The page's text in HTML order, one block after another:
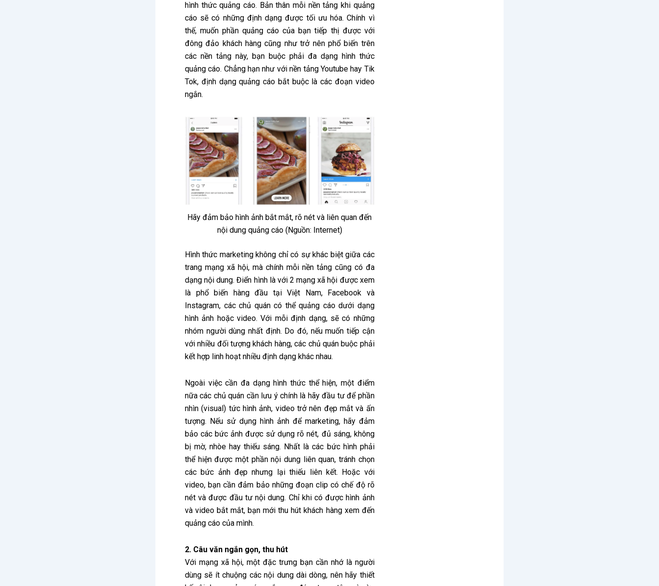
hình thức quảng cáo. Bản thân mỗi nền tảng khi quảng
cáo sẽ có những định dạng được tối ưu hóa. Chính vì
thế, muốn phần quảng cáo của bạn tiếp thị được với
đông đảo khách hàng cũng như trở nên phổ biến trên
các nền tảng này, bạn buộc phải đa dạng hình thức
quảng cáo. Chẳng hạn như với nền tảng Youtube hay Tik
Tok, định dạng quảng cáo bắt buộc là các đoạn video
ngắn.
Hãy đảm bảo hình ảnh bắt mắt, rõ nét và liên quan đến
nội dung quảng cáo (Nguồn: Internet)
Hình thức marketing không chỉ có sự khác biệt giữa các
trang mạng xã hội, mà chính mỗi nền tảng cũng có đa
dạng nội dung. Điển hình là với 2 mạng xã hội được xem
là phổ biến hàng đầu tại Việt Nam, Facebook và
Instagram, các chủ quán có thể quảng cáo dưới dạng
hình ảnh hoặc video. Với mỗi định dạng, sẽ có những
nhóm người dùng nhất định. Do đó, nếu muốn tiếp cận
với nhiều đối tượng khách hàng, các chủ quán buộc phải
kết hợp linh hoạt nhiều định dạng khác nhau.
Ngoài việc cần đa dạng hình thức thể hiện, một điểm
nữa các chủ quán cần lưu ý chính là hãy đầu tư để phần
nhìn (visual) tức hình ảnh, video trở nên đẹp mắt và ấn
tượng. Nếu sử dụng hình ảnh để marketing, hãy đảm
bảo các bức ảnh được sử dụng rõ nét, đủ sáng, không
bị mờ, nhòe hay thiếu sáng. Nhất là các bức hình phải
thể hiện được một phần nội dung liên quan, tránh chọn
các bức ảnh đẹp nhưng lại thiếu liên kết. Hoặc với
video, bạn cần đảm bảo những đoạn clip có chế độ rõ
nét và được đầu tư nội dung. Chỉ khi có được hình ảnh
và video bắt mắt, bạn mới thu hút khách hàng xem đến
quảng cáo của mình.
2. Câu văn ngắn gọn, thu hút
Với mạng xã hội, một đặc trưng bạn cần nhớ là người
dùng sẽ ít chuộng các nội dung dài dòng, nên hãy thiết